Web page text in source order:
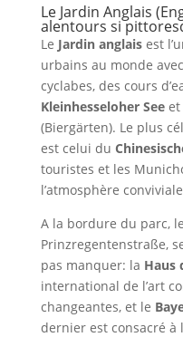
Le Jardin Anglais
alentours si
Le Jardin anglais est
urbains au monde
cyclabes, des cours
Kleinhesseloher See et
(Biergärten). Le plus
est celui du
touristes et les
l’atmosphère
A la bordure du parc,
Prinzregentenstraße,
pas manquer: la Haus
international de l’art
changeantes, et le
dernier est consacré à